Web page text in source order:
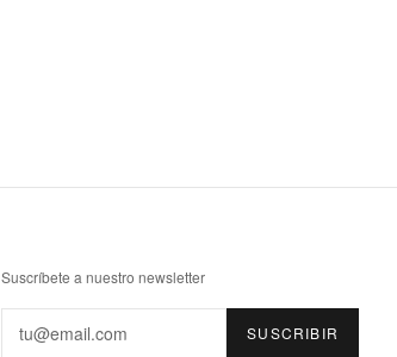
Suscríbete a nuestro newsletter
Email SUSCRIBIR